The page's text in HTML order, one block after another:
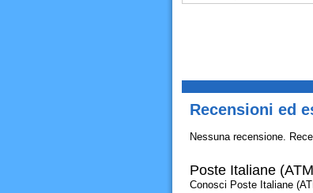
Recensioni ed
Nessuna recensione.
Poste Italiane
Conosci Poste Italiane